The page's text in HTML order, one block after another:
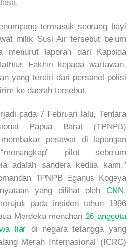
termasuk seorang bayi
milik Susi Air tersebut belum
menurut laporan dari Kapolda
Fakhiri kepada wartawan.
yang terdiri dari personel polisi
ke daerah tersebut.
pada 7 Februari lalu, Tentara
Papua Barat (TPNPB)
pesawat di lapangan
pilot sebelum
adalah sandera kedua kami,”
TPNPB Eganus Kogeya
yang dilihat oleh CNN,
pada insiden tahun 1996
Merdeka menahan 26 anggota
liar di negara tetangga yang
Merah Internasional (ICRC)